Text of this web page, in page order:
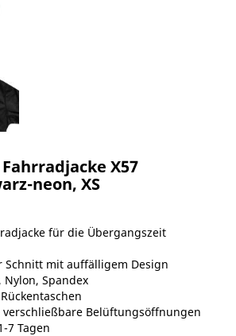
X57
neon, XS
für die Übergangszeit
Schnitt mit auffälligem Design
Nylon, Spandex
verschließbare Belüftungsöffnungen
7 Tagen